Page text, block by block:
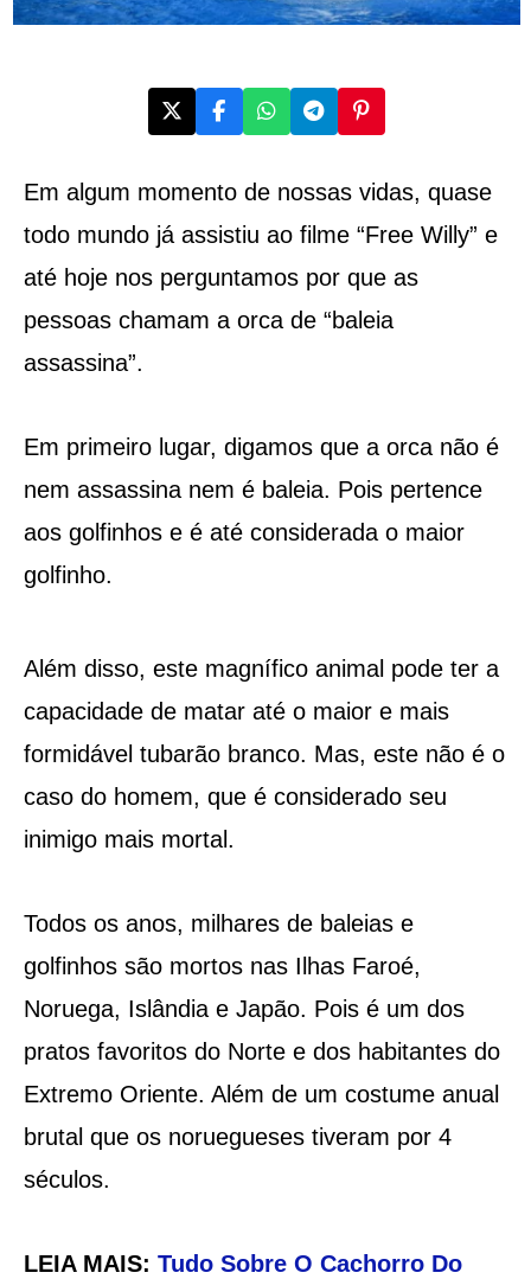
Em algum momento de nossas vidas, quase
todo mundo já assistiu ao filme “Free Willy” e
até hoje nos perguntamos por que as
pessoas chamam a orca de “baleia
assassina”.
Em primeiro lugar, digamos que a orca não é
nem assassina nem é baleia. Pois pertence
aos golfinhos e é até considerada o maior
golfinho.
Além disso, este magnífico animal pode ter a
capacidade de matar até o maior e mais
formidável tubarão branco. Mas, este não é o
caso do homem, que é considerado seu
inimigo mais mortal.
Todos os anos, milhares de baleias e
golfinhos são mortos nas Ilhas Faroé,
Noruega, Islândia e Japão. Pois é um dos
pratos favoritos do Norte e dos habitantes do
Extremo Oriente. Além de um costume anual
brutal que os noruegueses tiveram por 4
séculos.
LEIA MAIS: Tudo Sobre O Cachorro Do